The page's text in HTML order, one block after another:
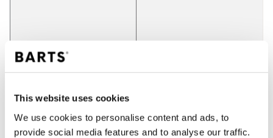
This website uses cookies
We use cookies to personalise content and ads, to
provide social media features and to analyse our traffic.